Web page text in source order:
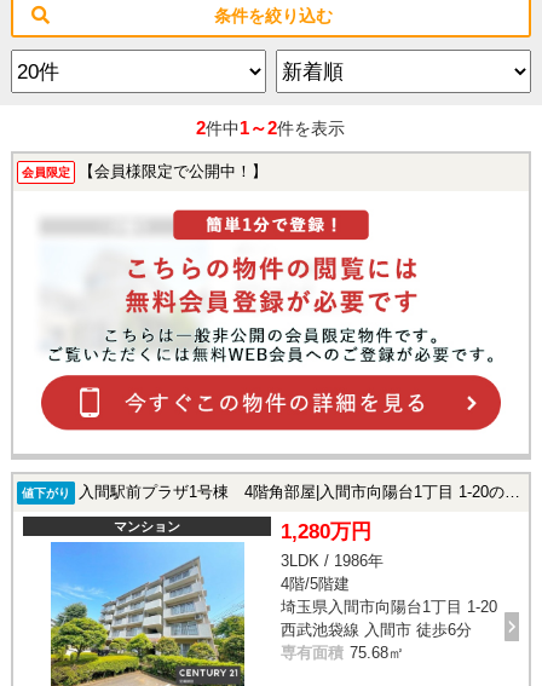
条件を絞り込む
2件中1～2件を表示
会員限定 【会員様限定で公開中！】
値下がり 入間駅前プラザ1号棟 4階角部屋|入間市向陽台1丁目 1-20の中古マンション
マンション 1,280万円
3LDK / 1986年
4階/5階建
埼玉県入間市向陽台1丁目 1-20
西武池袋線 入間市 徒歩6分
専有面積 75.68㎡